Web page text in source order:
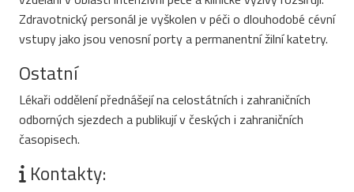
Zdravotnický personál je vyškolen v péči o dlouhodobé cévní
vstupy jako jsou venosní porty a permanentní žilní katetry.
Ostatní
Lékaři oddělení přednášejí na celostátních i zahraničních
odborných sjezdech a publikují v českých i zahraničních
časopisech.
Kontakty: